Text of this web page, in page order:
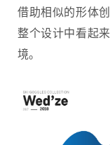
借助相似的形体
整个设计中看起
境。